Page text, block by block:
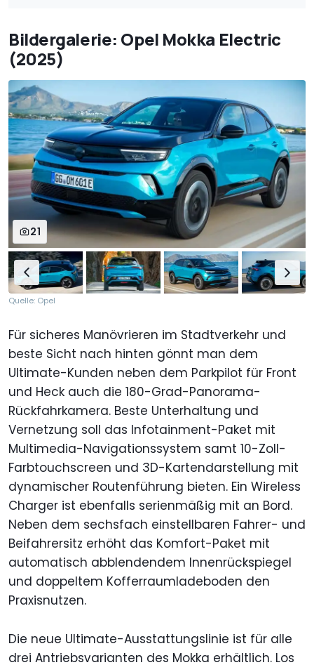
Bildergalerie: Opel Mokka Electric
(2025)
21
Quelle: Opel
Für sicheres Manövrieren im Stadtverkehr und
beste Sicht nach hinten gönnt man dem
Ultimate-Kunden neben dem Parkpilot für Front
und Heck auch die 180-Grad-Panorama-
Rückfahrkamera. Beste Unterhaltung und
Vernetzung soll das Infotainment-Paket mit
Multimedia-Navigationssystem samt 10-Zoll-
Farbtouchscreen und 3D-Kartendarstellung mit
dynamischer Routenführung bieten. Ein Wireless
Charger ist ebenfalls serienmäßig mit an Bord.
Neben dem sechsfach einstellbaren Fahrer- und
Beifahrersitz erhöht das Komfort-Paket mit
automatisch abblendendem Innenrückspiegel
und doppeltem Kofferraumladeboden den
Praxisnutzen.
Die neue Ultimate-Ausstattungslinie ist für alle
drei Antriebsvarianten des Mokka erhältlich. Los